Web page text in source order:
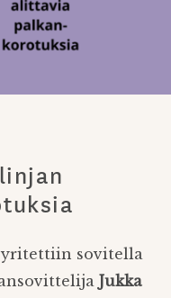
yritettiin sovitella
Jukka